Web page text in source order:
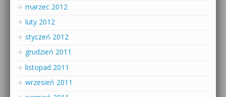
marzec 2012
luty 2012
styczeń 2012
grudzień 2011
listopad 2011
wrzesień 2011